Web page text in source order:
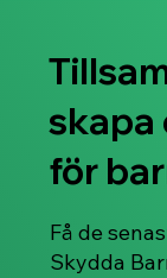
skapa
för
Få de
Skydda